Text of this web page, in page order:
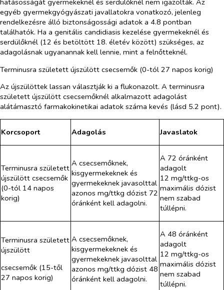
egyéb gyermekgyógyászati javallatokra vonatkozó, jelenleg
rendelkezésre álló biztonságossági adatok a 4.8 pontban
találhatók. Ha a genitális candidiasis kezelése gyermekeknél és
serdülőknél (12 és betöltött 18. életév között) szükséges, az
adagolásnak ugyanannak kell lennie, mint a felnőtteknél.
Terminusra született újszülött csecsemők (0-tól 27 napos korig)
Az újszülöttek lassan választják ki a flukonazolt. A terminusra
született újszülött csecsemőknél alkalmazott adagolást
alátámasztó farmakokinetikai adatok száma kevés (lásd 5.2 pont).
Korcsoport Adagolás Javaslatok
Terminusra született
újszülött csecsemők
(0-tól 14 napos
korig)
A csecsemőknek,
kisgyermekeknek és
gyermekeknek javasolttal
azonos mg/ttkg dózist 72
óránként kell adagolni.
A 72 óránként
adagolt
12 mg/ttkg-os
maximális dózist
nem szabad
túllépni.
Terminusra született
újszülött
csecsemők (15-től
27 napos korig)
A csecsemőknek,
kisgyermekeknek és
gyermekeknek javasolttal
azonos mg/ttkg dózist 48
óránként kell adagolni.
A 48 óránként
adagolt
12 mg/ttkg-os
maximális dózist
nem szabad
túllépni.